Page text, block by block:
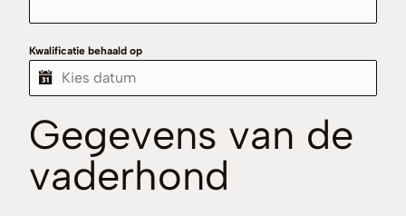
Kwalificatie behaald op
Gegevens van de
vaderhond